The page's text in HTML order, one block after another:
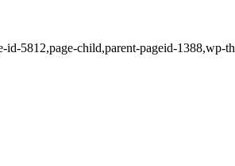
5812,page-child,parent-pageid-1388,wp-